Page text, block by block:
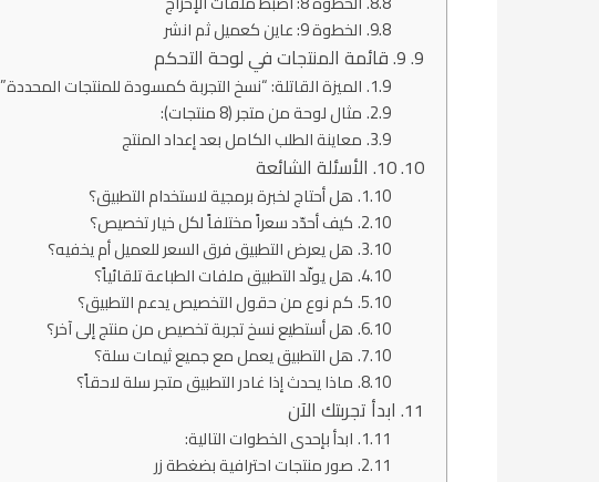
الخطوة 9: عاين كعميل ثم انشر
9. قائمة المنتجات في لوحة التحكم
الميزة القاتلة: “نسخ التجربة كمسودة للمنتجات المحددة”
مثال لوحة من متجر (8 منتجات):
معاينة الطلب الكامل بعد إعداد المنتج
10. الأسئلة الشائعة
هل أحتاج لخبرة برمجية لاستخدام التطبيق؟
كيف أحدّد سعراً مختلفاً لكل خيار تخصيص؟
هل يعرض التطبيق فرق السعر للعميل أم يخفيه؟
هل يولّد التطبيق ملفات الطباعة تلقائياً؟
كم نوع من حقول التخصيص يدعم التطبيق؟
هل أستطيع نسخ تجربة تخصيص من منتج إلى آخر؟
هل التطبيق يعمل مع جميع ثيمات سلة؟
ماذا يحدث إذا غادر التطبيق متجر سلة لاحقاً؟
ابدأ تجربتك الآن
ابدأ بإحدى الخطوات التالية:
صور منتجات احترافية بضغطة زر